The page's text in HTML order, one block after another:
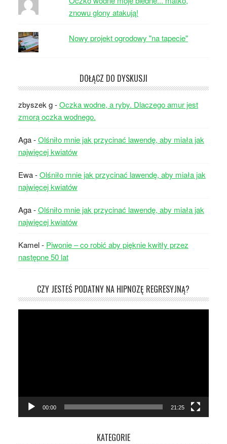
znowu glony atakują!
Nowy projekt ogrodowy "na tapecie"
DOŁĄCZ DO DYSKUSJI
zbyszek g-Oczka wodne, a ryby. Dlaczego amur jest
zmorą oczka wodnego.
Aga-Olśniło mnie jak przycinać lawendę, aby miała jak
najwięcej kwiatów
Ewa-Olśniło mnie jak przycinać lawendę, aby miała jak
najwięcej kwiatów
Aga-Olśniło mnie jak przycinać lawendę, aby miała jak
najwięcej kwiatów
Kamel- Piwonie – co robić aby pięknie kwitły przez
następne 50 lat
CZY JESTEŚ PODATNY NA HIPNOZĘ REGRESYJNĄ?
00:00 21:25
KATEGORIE